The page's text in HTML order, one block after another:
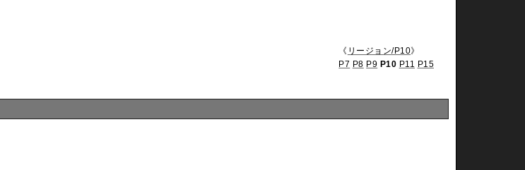
《 リージョン/P10》
P7 P8 P9 P10 P11 P15